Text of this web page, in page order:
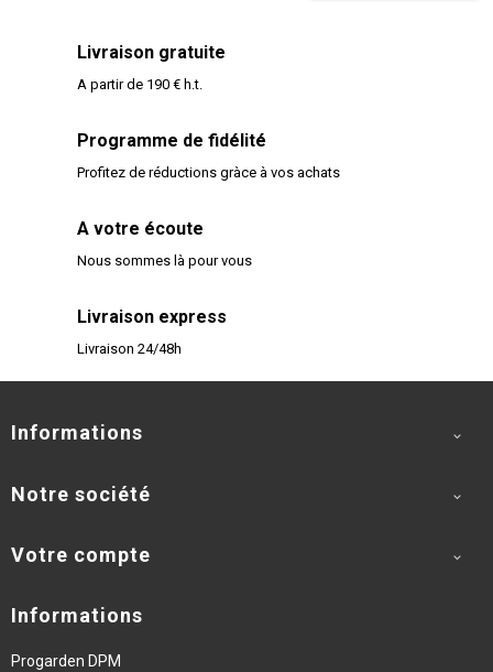
Livraison gratuite
A partir de 190 € h.t.
Programme de fidélité
Profitez de réductions gràce à vos achats
A votre écoute
Nous sommes là pour vous
Livraison express
Livraison 24/48h
Informations 
Notre société 
Votre compte 
Informations
Progarden DPM